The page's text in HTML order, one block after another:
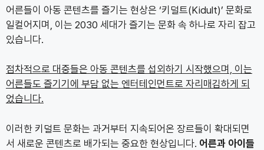
어른들이 아동 콘텐츠를 즐기는 현상은 ‘키덜트(Kidult)’ 문화로
일컬어지며, 이는 2030 세대가 즐기는 문화 속 하나로 자리 잡고
있습니다.
점차적으로 대중들은 아동 콘텐츠를 섭외하기 시작했으며, 이는
어른들도 즐기기에 부담 없는 엔터테인먼트로 자리매김하게 되
었습니다.
이러한 키덜트 문화는 과거부터 지속되어온 장르들이 확대되면
서 새로운 콘텐츠로 배가되는 중요한 현상입니다. 어른과 아이들